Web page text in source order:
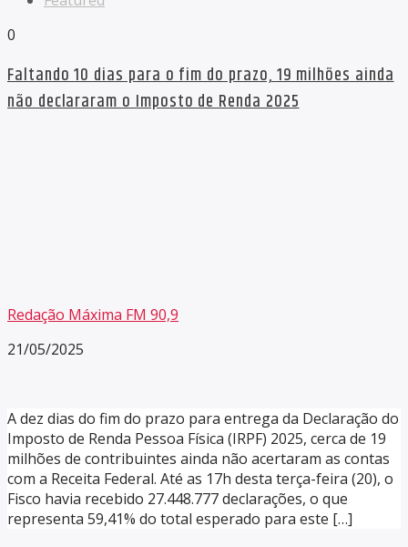
0
Faltando 10 dias para o fim do prazo, 19 milhões ainda
não declararam o Imposto de Renda 2025
Redação Máxima FM 90,9
21/05/2025
A dez dias do fim do prazo para entrega da Declaração do
Imposto de Renda Pessoa Física (IRPF) 2025, cerca de 19
milhões de contribuintes ainda não acertaram as contas
com a Receita Federal. Até as 17h desta terça-feira (20), o
Fisco havia recebido 27.448.777 declarações, o que
representa 59,41% do total esperado para este […]